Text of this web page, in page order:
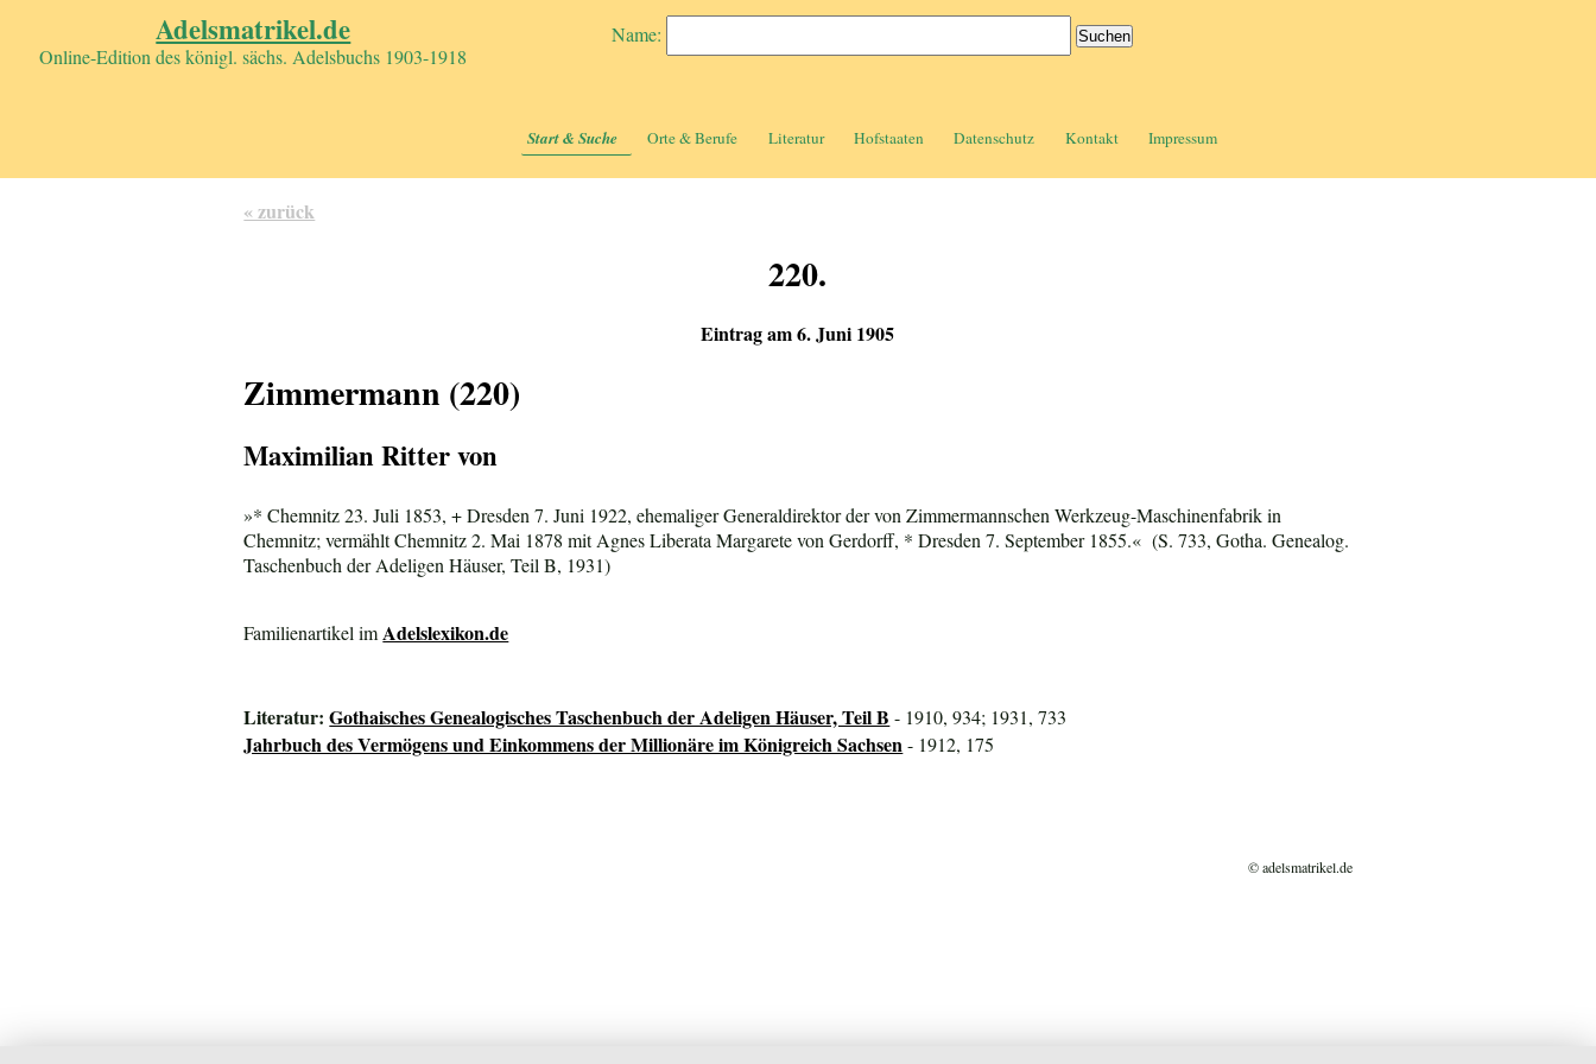
Adelsmatrikel.de
Online-Edition des königl. sächs. Adelsbuchs 1903-1918
Name:
Start & Suche Orte & Berufe Literatur Hofstaaten Datenschutz Kontakt Impressum
« zurück
220.
Eintrag am 6. Juni 1905
Zimmermann (220)
Maximilian Ritter von
»* Chemnitz 23. Juli 1853, + Dresden 7. Juni 1922, ehemaliger Generaldirektor der von Zimmermannschen Werkzeug-Maschinenfabrik in
Chemnitz; vermählt Chemnitz 2. Mai 1878 mit Agnes Liberata Margarete von Gerdorff, * Dresden 7. September 1855.« (S. 733, Gotha. Genealog.
Taschenbuch der Adeligen Häuser, Teil B, 1931)
Familienartikel im Adelslexikon.de
Literatur:Gothaisches Genealogisches Taschenbuch der Adeligen Häuser, Teil B - 1910, 934; 1931, 733
Jahrbuch des Vermögens und Einkommens der Millionäre im Königreich Sachsen- 1912, 175
© adelsmatrikel.de